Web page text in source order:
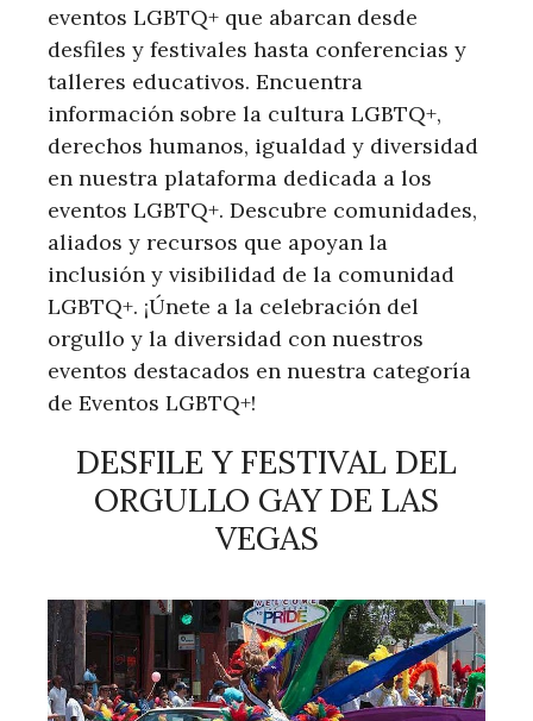
eventos LGBTQ+ que abarcan desde
desfiles y festivales hasta conferencias y
talleres educativos. Encuentra
información sobre la cultura LGBTQ+,
derechos humanos, igualdad y diversidad
en nuestra plataforma dedicada a los
eventos LGBTQ+. Descubre comunidades,
aliados y recursos que apoyan la
inclusión y visibilidad de la comunidad
LGBTQ+. ¡Únete a la celebración del
orgullo y la diversidad con nuestros
eventos destacados en nuestra categoría
de Eventos LGBTQ+!
DESFILE Y FESTIVAL DEL
ORGULLO GAY DE LAS
VEGAS